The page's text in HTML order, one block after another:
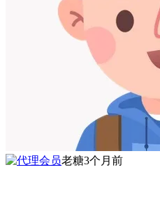
老糖3个月前